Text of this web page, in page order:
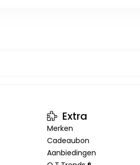
Extra
Merken
Cadeaubon
Aanbiedingen